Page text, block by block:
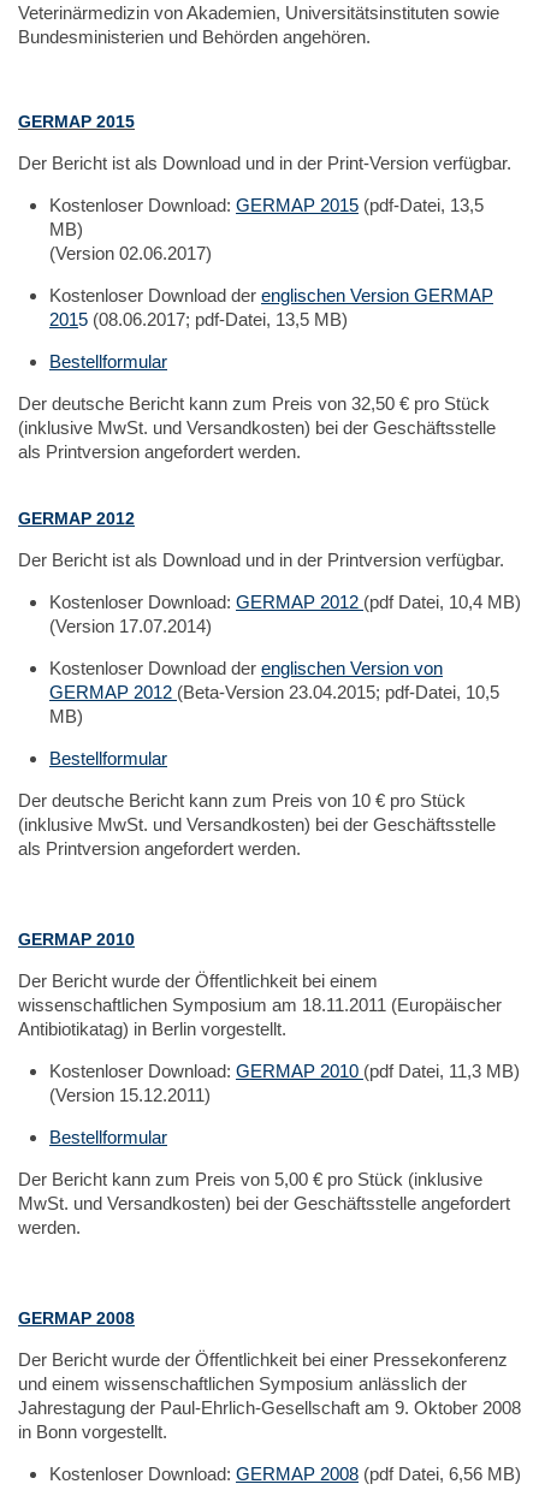
Veterinärmedizin von Akademien, Universitätsinstituten sowie
Bundesministerien und Behörden angehören.
GERMAP 2015
Der Bericht ist als Download und in der Print-Version verfügbar.
Kostenloser Download: GERMAP 2015 (pdf-Datei, 13,5
MB)
(Version 02.06.2017)
Kostenloser Download der englischen Version GERMAP
2015 (08.06.2017; pdf-Datei, 13,5 MB)
Bestellformular
Der deutsche Bericht kann zum Preis von 32,50 € pro Stück
(inklusive MwSt. und Versandkosten) bei der Geschäftsstelle
als Printversion angefordert werden.
GERMAP 2012
Der Bericht ist als Download und in der Printversion verfügbar.
Kostenloser Download: GERMAP 2012 (pdf Datei, 10,4 MB)
(Version 17.07.2014)
Kostenloser Download der englischen Version von
GERMAP 2012 (Beta-Version 23.04.2015; pdf-Datei, 10,5
MB)
Bestellformular
Der deutsche Bericht kann zum Preis von 10 € pro Stück
(inklusive MwSt. und Versandkosten) bei der Geschäftsstelle
als Printversion angefordert werden.
GERMAP 2010
Der Bericht wurde der Öffentlichkeit bei einem
wissenschaftlichen Symposium am 18.11.2011 (Europäischer
Antibiotikatag) in Berlin vorgestellt.
Kostenloser Download: GERMAP 2010 (pdf Datei, 11,3 MB)
(Version 15.12.2011)
Bestellformular
Der Bericht kann zum Preis von 5,00 € pro Stück (inklusive
MwSt. und Versandkosten) bei der Geschäftsstelle angefordert
werden.
GERMAP 2008
Der Bericht wurde der Öffentlichkeit bei einer Pressekonferenz
und einem wissenschaftlichen Symposium anlässlich der
Jahrestagung der Paul-Ehrlich-Gesellschaft am 9. Oktober 2008
in Bonn vorgestellt.
Kostenloser Download: GERMAP 2008 (pdf Datei, 6,56 MB)